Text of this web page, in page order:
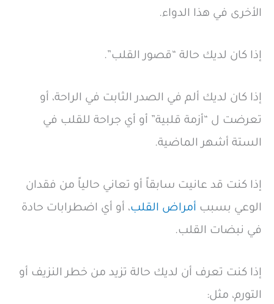
الأخرى في هذا الدواء.
إذا كان لديك حالة “قصور القلب”.
إذا كان لديك ألم في الصدر الثابت في الراحة، أو
تعرضت ل “أزمة قلبية” أو أي جراحة للقلب في
الستة أشهر الماضية.
إذا كنت قد عانيت سابقاً أو تعاني حالياً من فقدان
الوعي بسبب أمراض القلب، أو أي اضطرابات حادة
في نبضات القلب.
إذا كنت تعرف أن لديك حالة تزيد من خطر النزيف أو
التورم، مثل: